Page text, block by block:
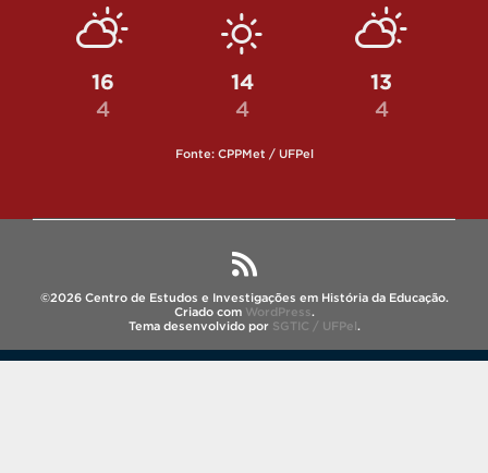
16
4
14
4
13
4
Fonte: CPPMet / UFPel
©2026 Centro de Estudos e Investigações em História da Educação.
Criado com WordPress.
Tema desenvolvido por SGTIC / UFPel.